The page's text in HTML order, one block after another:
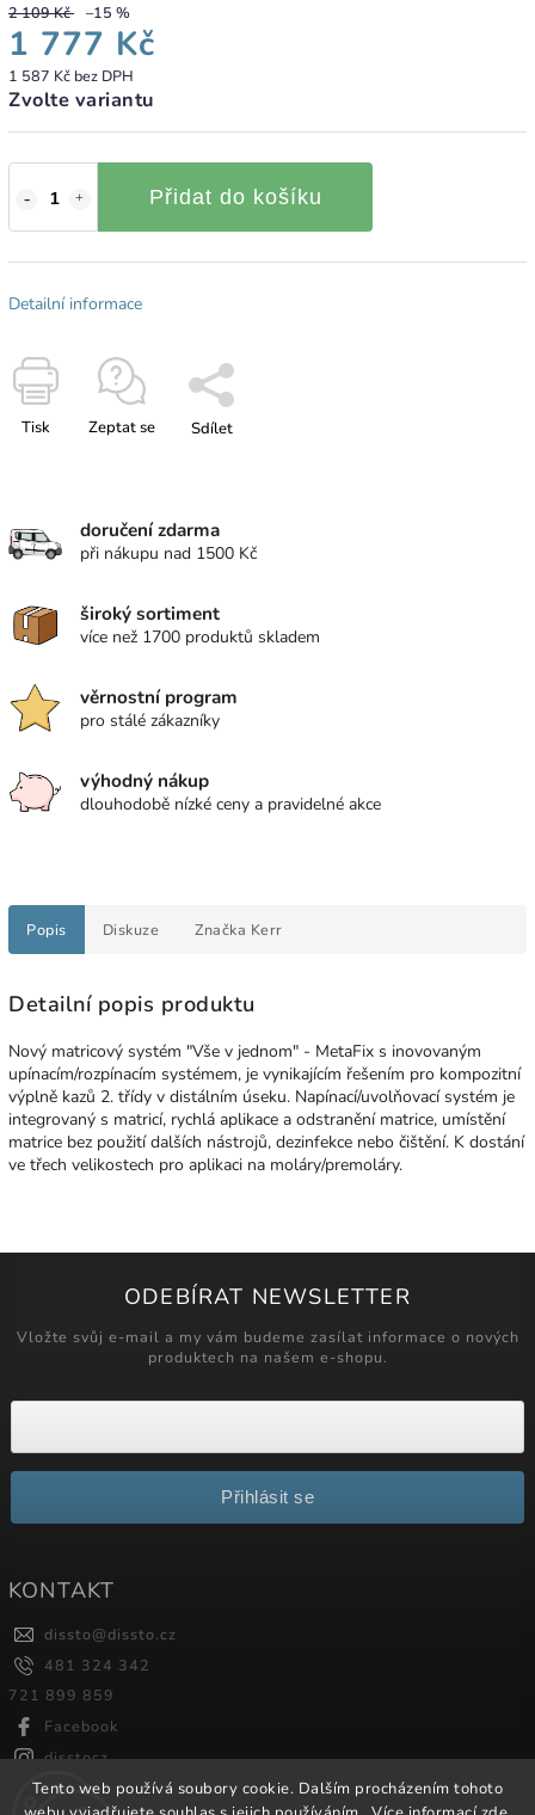
Tento web používá soubory cookie. Dalším procházením tohoto
2 109 Kč –15 %
1 777 Kč
1 587 Kč bez DPH
Zvolte variantu
Přidat do košíku
Detailní informace
Tisk Zeptat se Sdílet
doručení zdarma
při nákupu nad 1500 Kč
široký sortiment
více než 1700 produktů skladem
věrnostní program
pro stálé zákazníky
výhodný nákup
dlouhodobě nízké ceny a pravidelné akce
Popis Diskuze Značka Kerr
Detailní popis produktu
Nový matricový systém "Vše v jednom" - MetaFix s inovovaným
upínacím/rozpínacím systémem, je vynikajícím řešením pro kompozitní
výplně kazů 2. třídy v distálním úseku. Napínací/uvolňovací systém je
integrovaný s matricí, rychlá aplikace a odstranění matrice, umístění
matrice bez použití dalších nástrojů, dezinfekce nebo čištění. K dostání
ve třech velikostech pro aplikaci na moláry/premoláry.
ODEBÍRAT NEWSLETTER
Vložte svůj e-mail a my vám budeme zasílat informace o nových
produktech na našem e-shopu.
Přihlásit se
KONTAKT
dissto@dissto.cz
481 324 342
721 899 859
Facebook
disstocz